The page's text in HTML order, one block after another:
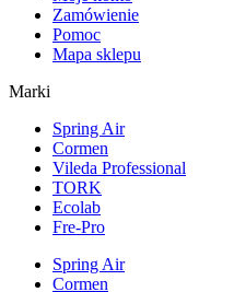
Zamówienie
Pomoc
Mapa sklepu
Marki
Spring Air
Cormen
Vileda Professional
TORK
Ecolab
Fre-Pro
Spring Air
Cormen